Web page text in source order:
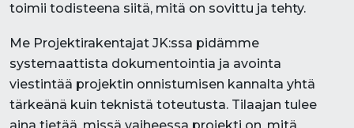
toimii todisteena siitä, mitä on sovittu ja tehty.
Me Projektirakentajat JK:ssa pidämme
systemaattista dokumentointia ja avointa
viestintää projektin onnistumisen kannalta yhtä
tärkeänä kuin teknistä toteutusta. Tilaajan tulee